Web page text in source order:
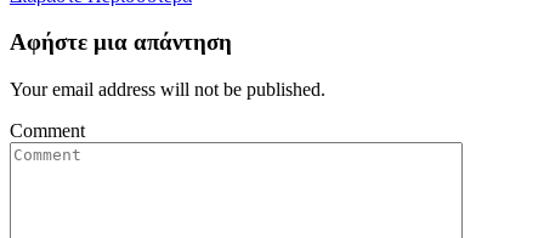
Αφήστε μια απάντηση
Your email address will not be published.
Comment